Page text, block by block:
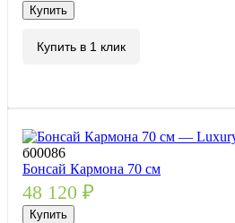
Купить
Купить в 1 клик
б00086
Бонсай Кармона 70 см
48 120 ₽
Купить